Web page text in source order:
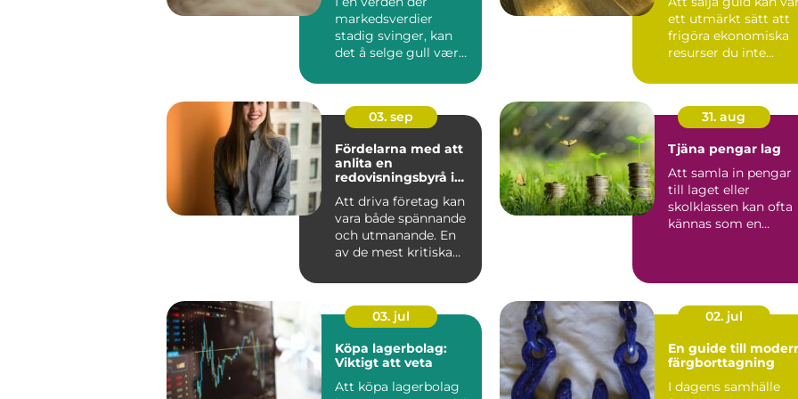
markedsverdier
stadig svinger, kan
det å selge gull være
ett utmärkt sätt att
frigöra ekonomiska
resurser du inte...
03. sep
Fördelarna med att
anlita en
redovisningsbyrå i
Att driva företag kan
vara både spännande
och utmanande. En
av de mest kritiska
31. aug
Tjäna pengar lag
Att samla in pengar
till laget eller
skolklassen kan ofta
kännas som en
03. jul
Köpa lagerbolag:
Viktigt att veta
Att köpa lagerbolag
02. jul
En guide till
färgborttagning
I dagens samhälle